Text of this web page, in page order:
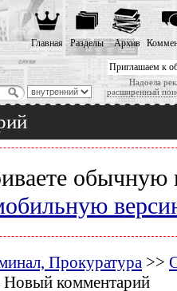
Приглашаем к
Надоела
расширенный
Главная Разделы Архив
обычную
Прокуратура >>
Новый комментарий